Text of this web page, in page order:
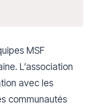
MSF
L’association
avec les
communautés